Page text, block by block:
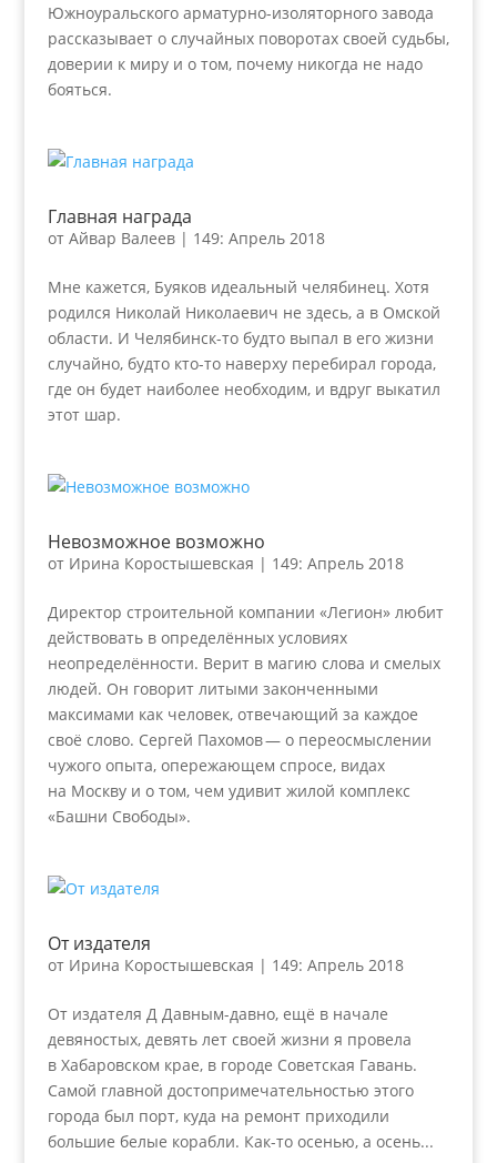
Южноуральского арматурно-изоляторного завода
рассказывает о случайных поворотах своей судьбы,
доверии к миру и о том, почему никогда не надо
бояться.
Главная награда
от Айвар Валеев| 149: Апрель 2018
Мне кажется, Буяков идеальный челябинец. Хотя
родился Николай Николаевич не здесь, а в Омской
области. И Челябинск-то будто выпал в его жизни
случайно, будто кто-то наверху перебирал города,
где он будет наиболее необходим, и вдруг выкатил
этот шар.
Невозможное возможно
от Ирина Коростышевская | 149: Апрель 2018
Директор строительной компании «Легион» любит
действовать в определённых условиях
неопределённости. Верит в магию слова и смелых
людей. Он говорит литыми законченными
максимами как человек, отвечающий за каждое
своё слово. Сергей Пахомов — о переосмыслении
чужого опыта, опережающем спросе, видах
на Москву и о том, чем удивит жилой комплекс
«Башни Свободы».
От издателя
от Ирина Коростышевская | 149: Апрель 2018
От издателя Д Давным-давно, ещё в начале
девяностых, девять лет своей жизни я провела
в Хабаровском крае, в городе Советская Гавань.
Самой главной достопримечательностью этого
города был порт, куда на ремонт приходили
большие белые корабли. Как-то осенью, а осень...